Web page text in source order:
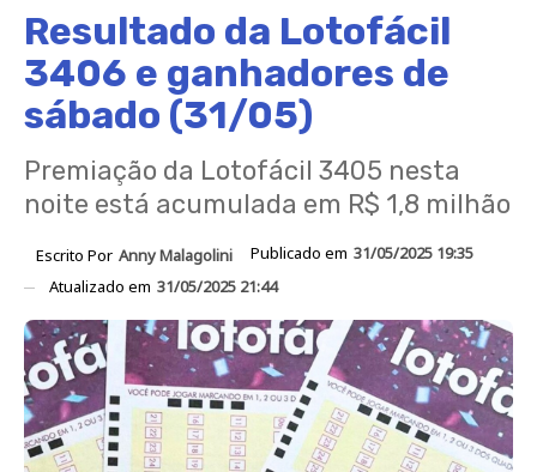
Resultado da Lotofácil
3406 e ganhadores de
sábado (31/05)
Premiação da Lotofácil 3405 nesta
noite está acumulada em R$ 1,8 milhão
Escrito Por Anny Malagolini Publicado em 31/05/2025 19:35
Atualizado em 31/05/2025 21:44